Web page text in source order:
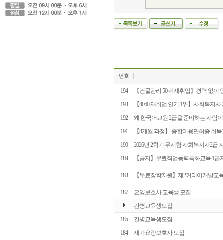
194
【건물관리 50대 재취업】경력 없이
193
【4060 재취업 인기 1위】사회복지
192
왜 한국어교원 2급을 준비하는 사람
191
【8개월 과정】 종합미용면허증 취
190
2026년 2학기 무시험 사회복지사2급
189
【공지】무료직업능력특화교육 1급
188 【무료장학지원】제2커리어개발교
187
요양보호사 교육생 모집
간병교육생모집
185
간병교육생모짐
184
재가요양보호사 모집